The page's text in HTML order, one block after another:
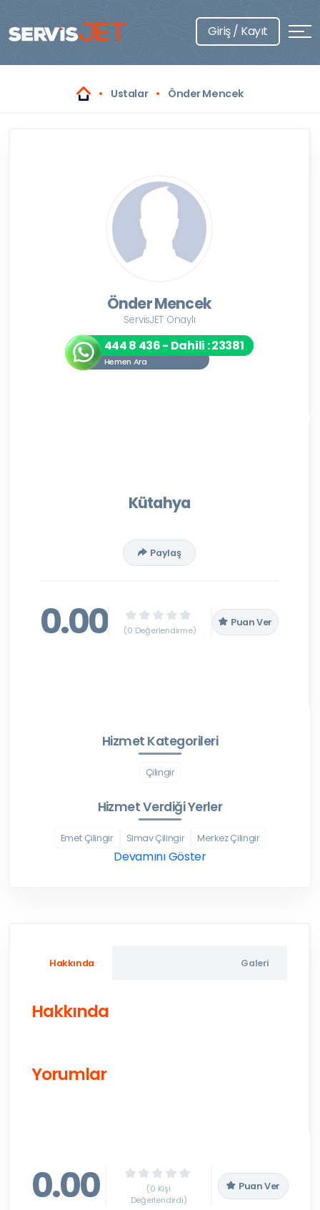
Giriş / Kayıt
Ustalar Önder Mencek
Önder Mencek
ServisJET Onaylı
444 8 436 - Dahili : 23381
Hemen Ara
Kütahya
Paylaş
0.00 (0 Değerlendirme)
Puan Ver
Hizmet Kategorileri
Çilingir
Hizmet Verdiği Yerler
Emet Çilingir Simav Çilingir Merkez Çilingir
Devamını Göster
Hakkında Galeri
Hakkında
Yorumlar
0.00
(0 Kişi
Değerlendirdi)
Puan Ver